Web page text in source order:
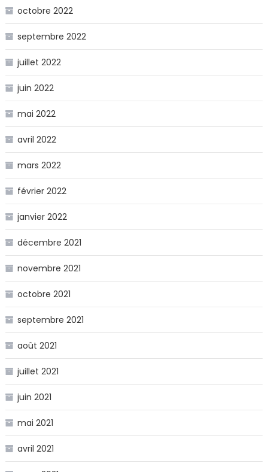
octobre 2022
septembre 2022
juillet 2022
juin 2022
mai 2022
avril 2022
mars 2022
février 2022
janvier 2022
décembre 2021
novembre 2021
octobre 2021
septembre 2021
août 2021
juillet 2021
juin 2021
mai 2021
avril 2021